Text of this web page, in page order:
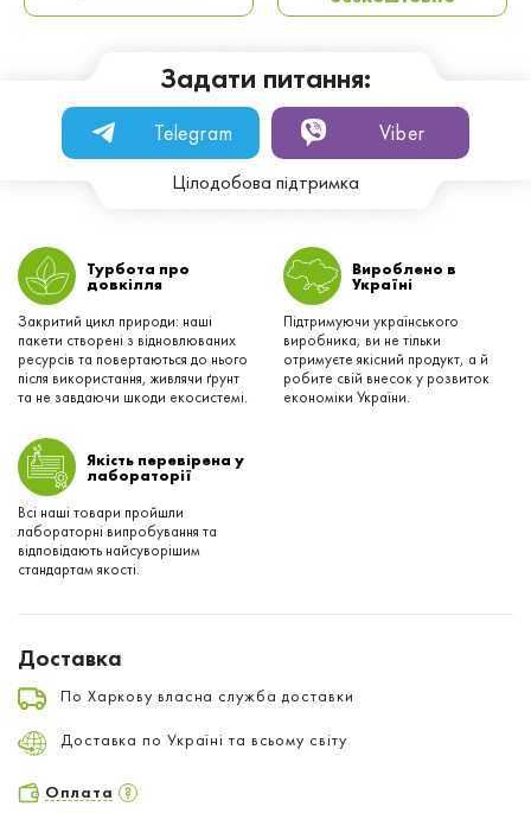
Задати питання:
Telegram Viber
Цілодобова підтримка
Турбота про
довкілля
Закритий цикл природи: наші
пакети створені з відновлюваних
ресурсів та повертаються до нього
після використання, живлячи ґрунт
та не завдаючи шкоди екосистемі.
Вироблено в
Українi
Підтримуючи українського
виробника, ви не тільки
отримуєте якісний продукт, а й
робите свій внесок у розвиток
економіки України.
Якість перевірена у
лабораторії
Всі наші товари пройшли
лабораторні випробування та
відповідають найсуворішим
стандартам якості.
Доставка
По Харкову власна служба доставки
Доставка по Україні та всьому світу
Оплата